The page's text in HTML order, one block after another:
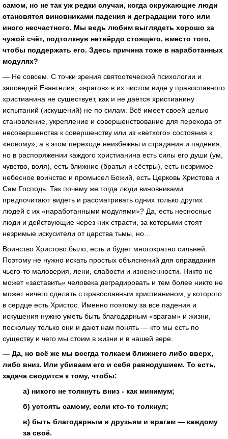
самом, но не так уж редки случаи, когда окружающие люди
становятся виновниками падения и деградации того или
иного несчастного. Мы ведь любим выглядеть хорошо за
чужой счёт, подтолкнув нетвёрдо стоящего, вместо того,
чтобы поддержать его. Здесь причина тоже в наработанных
модулях?
— Не совсем. С точки зрения святоотеческой психологии и
заповедей Евангелия, «врагов» в их чистом виде у православного
христианина не существует, как и не даётся христианину
испытаний (искушений) не по силам. Всё имеет своей целью
становление, укрепление и совершенствование для перехода от
несовершенства к совершенству или из «ветхого» состояния к
«новому», а в этом переходе неизбежны и страдания и падения,
но в распоряжении каждого христианина есть силы его души (ум,
чувство, воля), есть ближние (братья и сёстры), есть незримое
небесное воинство и промысел Божий, есть Церковь Христова и
Сам Господь. Так почему же тогда люди виновниками
предпочитают видеть и рассматривать одних только других
людей с их «наработанными модулями»? Да, есть несносные
люди и действующие через них страсти, за которыми стоят
незримые искусители от царства тьмы, но…
Воинство Христово было, есть и будет многократно сильней.
Поэтому не нужно искать простых объяснений для оправдания
чьего-то маловерия, лени, слабости и изнеженности. Никто не
может «заставить» человека деградировать и тем более никто не
может ничего сделать с православным христианином, у которого
в сердце есть Христос. Именно поэтому за все падения и
искушения нужно уметь быть благодарным «врагам» и жизни,
поскольку только они и дают нам понять — кто мы есть по
существу и чего мы стоим в жизни и в нашей вере.
— Да, но всё же мы всегда толкаем ближнего либо вверх,
либо вниз. Или убиваем его и себя равнодушием. То есть,
задача сводится к тому, чтобы:
а) никого не толкнуть вниз - как минимум;
б) устоять самому, если кто-то толкнул;
в) быть благодарным и друзьям и врагам — каждому
за своё.